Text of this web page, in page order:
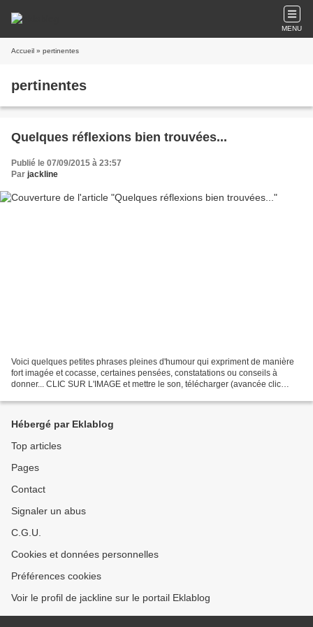
MENU
Accueil » pertinentes
pertinentes
Quelques réflexions bien trouvées...
Publié le 07/09/2015 à 23:57
Par jackline
Voici quelques petites phrases pleines d'humour qui expriment de manière
fort imagée et cocasse, certaines pensées, constatations ou conseils à
donner... CLIC SUR L'IMAGE et mettre le son, télécharger (avancée clic
Hébergé par Eklablog
Top articles
Pages
Contact
Signaler un abus
C.G.U.
Cookies et données personnelles
Préférences cookies
Voir le profil de jackline sur le portail Eklablog